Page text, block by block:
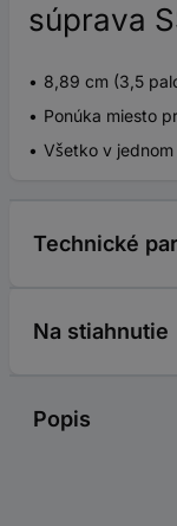
súprava
8,89 cm (3,5
Ponúka miesto
Všetko v jednom
Technické
Na stiahnutie
Popis